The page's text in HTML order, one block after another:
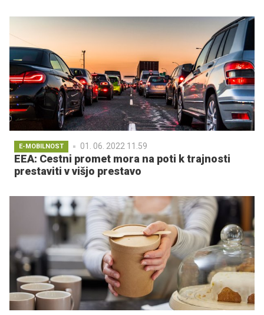
E-MOBILNOST 01. 06. 2022 11.59
EEA: Cestni promet mora na poti k trajnosti
prestaviti v višjo prestavo